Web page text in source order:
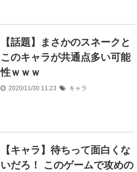
【話題】まさかのスネークと
このキャラが共通点多い可能
性ｗｗｗ
2020/11/30 11:23 キャラ
【キャラ】待ちって面白くな
いだろ！ このゲームで攻めの